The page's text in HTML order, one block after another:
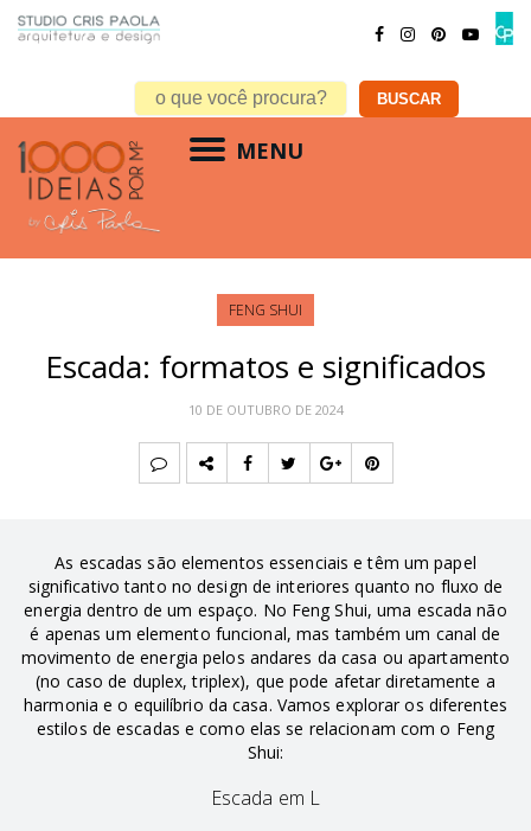
MENU
FENG SHUI
Escada: formatos e significados
10 DE OUTUBRO DE 2024
As escadas são elementos essenciais e têm um papel
significativo tanto no design de interiores quanto no fluxo de
energia dentro de um espaço. No Feng Shui, uma escada não
é apenas um elemento funcional, mas também um canal de
movimento de energia pelos andares da casa ou apartamento
(no caso de duplex, triplex), que pode afetar diretamente a
harmonia e o equilíbrio da casa. Vamos explorar os diferentes
estilos de escadas e como elas se relacionam com o Feng
Shui:
Escada em L